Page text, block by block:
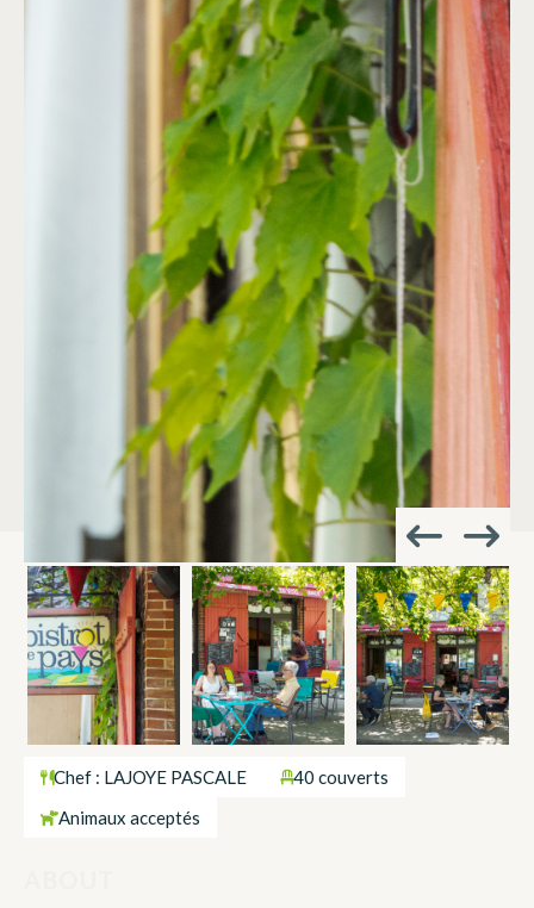
Leaflet OpenStreetMapcontributors © CARTO
PRACTICAL INFORMATION
Le Village, 31220, LE PLAN
RÉSERVATION
05 61 97 50 73
THINGS TO SEE NEARBY
AIRE DE PIQUE-
NIQUE
AIRE DE PIQUE-